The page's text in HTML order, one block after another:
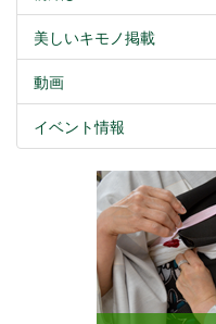
美しいキモノ掲載
動画
イベント情報